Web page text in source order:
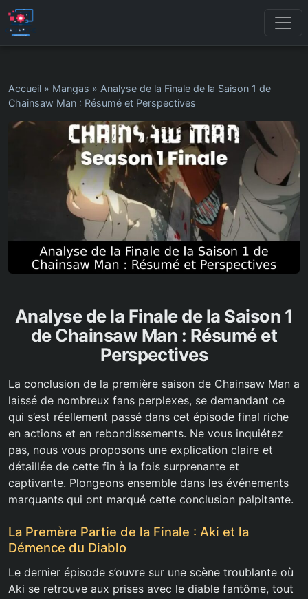
Accueil » Mangas » Analyse de la Finale de la Saison 1 de
Chainsaw Man : Résumé et Perspectives
Analyse de la Finale de la Saison 1
de Chainsaw Man : Résumé et
Perspectives
La conclusion de la première saison de Chainsaw Man a
laissé de nombreux fans perplexes, se demandant ce
qui s’est réellement passé dans cet épisode final riche
en actions et en rebondissements. Ne vous inquiétez
pas, nous vous proposons une explication claire et
détaillée de cette fin à la fois surprenante et
captivante. Plongeons ensemble dans les événements
marquants qui ont marqué cette conclusion palpitante.
La Premère Partie de la Finale : Aki et la
Démence du Diablo
Le dernier épisode s’ouvre sur une scène troublante où
Aki se retrouve aux prises avec le diable fantôme, tout